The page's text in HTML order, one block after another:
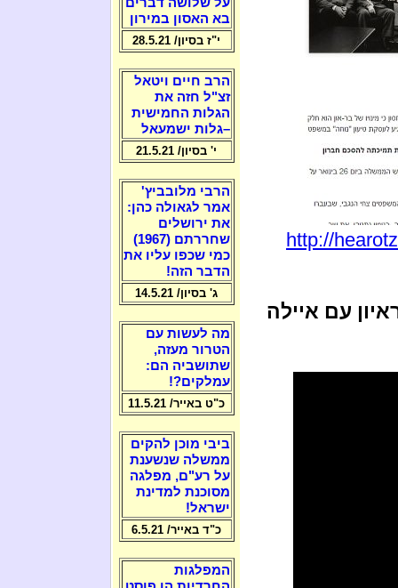
http://
עם איילה
בא האסון במירון
י"ז בסיון/ 28.5.21
הרב חיים ויטאל
זצ"ל חזה את
הגלות החמישית
–גלות ישמעאל
י' בסיון/ 21.5.21
הרבי מלובביץ'
אמר לגאולה כהן:
את ירושלים
שחררתם (1967)
כמי שכפו עליו את
הדבר הזה!
ג' בסיון/ 14.5.21
מה לעשות עם
הטרור מעזה,
שתושביה הם:
עמלקים?!
כ"ט באייר/ 11.5.21
ביבי מוכן להקים
ממשלה שנשענת
על רע"ם, מפלגה
מסוכנת למדינת
ישראל!
כ"ד באייר/ 6.5.21
המפלגות